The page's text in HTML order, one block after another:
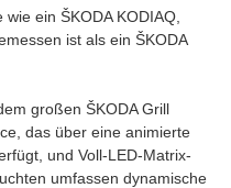
ein ŠKODA KODIAQ,
ist als ein ŠKODA
großen ŠKODA Grill
das über eine animierte
und Voll-LED-Matrix-
umfassen dynamische